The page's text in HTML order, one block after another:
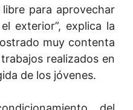
para aprovechar
exterior”, explica la
muy contenta
realizados en
de los jóvenes.